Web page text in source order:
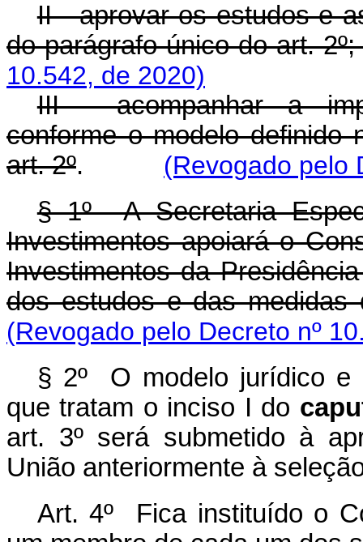
II - aprovar os estudos e
do parágrafo único do art.
10.542, de 2020)
III - acompanhar a
conforme o modelo
art. 2º.
(Revogado pelo
§ 1º A Secretaria
Investimentos apoiará o
Investimentos da
dos estudos e das
(Revogado pelo Decreto nº
§ 2º O modelo jurídico e
que tratam o inciso I do
art. 3º será submetido à
União anteriormente à
Art. 4º Fica instituído o